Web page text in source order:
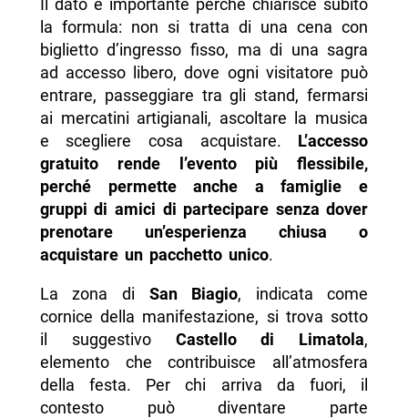
Il dato è importante perché chiarisce subito
la formula: non si tratta di una cena con
biglietto d’ingresso fisso, ma di una sagra
ad accesso libero, dove ogni visitatore può
entrare, passeggiare tra gli stand, fermarsi
ai mercatini artigianali, ascoltare la musica
e scegliere cosa acquistare. L’accesso
gratuito rende l’evento più flessibile,
perché permette anche a famiglie e
gruppi di amici di partecipare senza dover
prenotare un’esperienza chiusa o
acquistare un pacchetto unico.
La zona di San Biagio, indicata come
cornice della manifestazione, si trova sotto
il suggestivo Castello di Limatola,
elemento che contribuisce all’atmosfera
della festa. Per chi arriva da fuori, il
contesto può diventare parte